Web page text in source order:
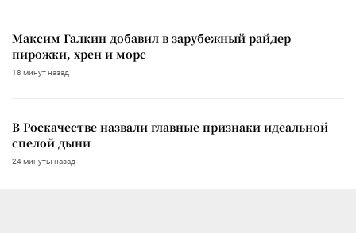
Максим Галкин добавил в зарубежный райдер
пирожки, хрен и морс
18 минут назад
В Роскачестве назвали главные признаки идеальной
спелой дыни
24 минуты назад